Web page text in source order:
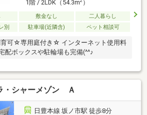
1階 / 2LDK（54.3m ）
敷金なし
二人暮らし
別
駐車場(近隣含) ペット相談可
可☆専用庭付き☆ インターネット使用料
配ボックスや駐輪場も完備(^^♪
・シャーメゾン Ａ
日豊本線 坂ノ市駅 徒歩8分